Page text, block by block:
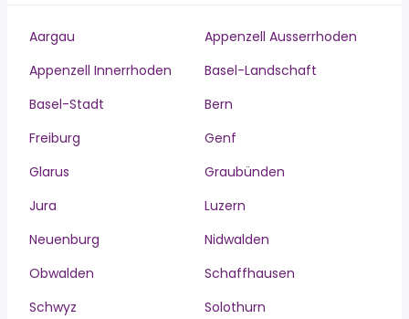
Aargau
Appenzell Ausserrhoden
Appenzell Innerrhoden
Basel-Landschaft
Basel-Stadt
Bern
Freiburg
Genf
Glarus
Graubünden
Jura
Luzern
Neuenburg
Nidwalden
Obwalden
Schaffhausen
Schwyz
Solothurn